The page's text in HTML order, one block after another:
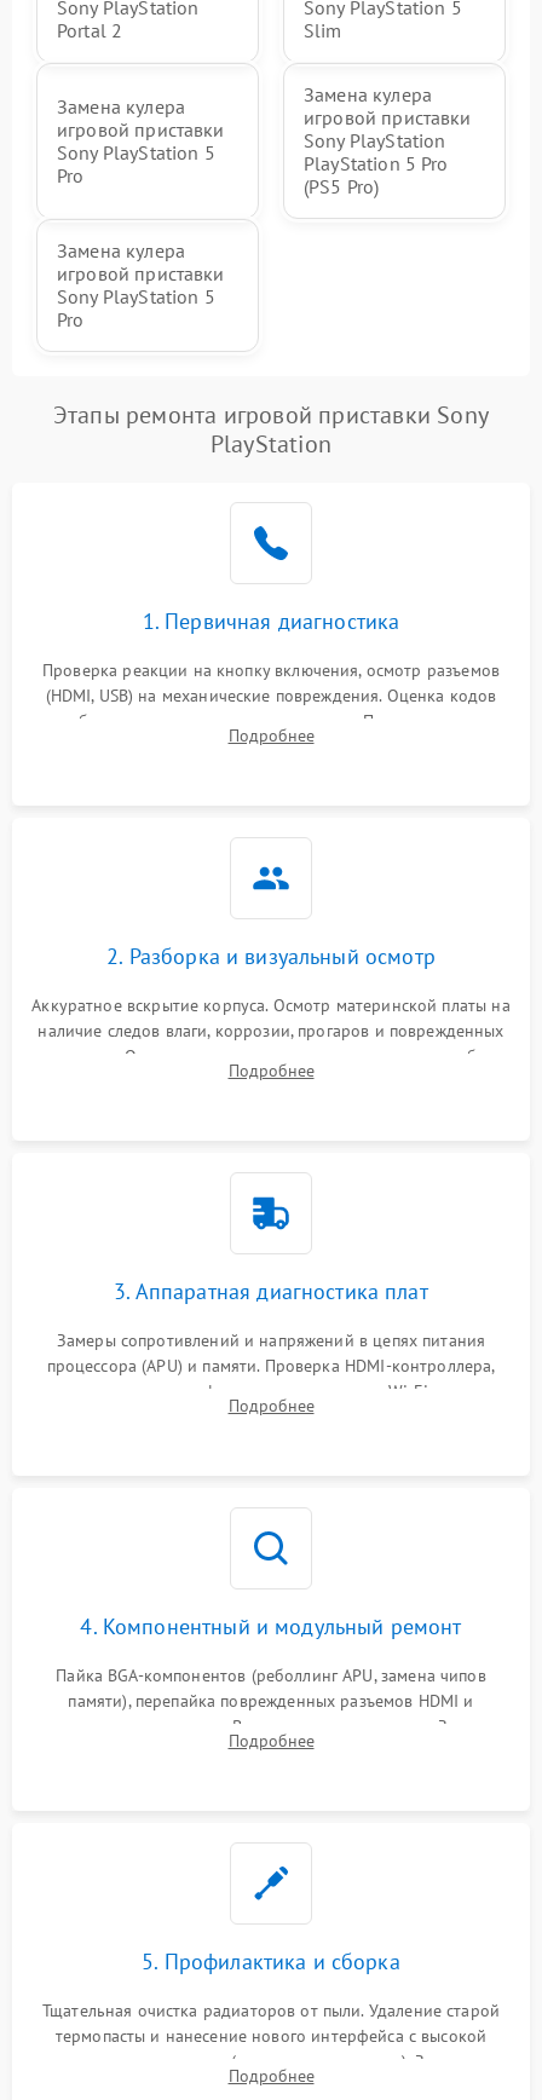
Sony PlayStation
Portal 2
Sony PlayStation 5
Slim
Замена кулера
игровой приставки
Sony PlayStation 5
Pro
Замена кулера
игровой приставки
Sony PlayStation
PlayStation 5 Pro
(PS5 Pro)
Замена кулера
игровой приставки
Sony PlayStation 5
Pro
Этапы ремонта игровой приставки Sony
PlayStation
1. Первичная диагностика
Проверка реакции на кнопку включения, осмотр разъемов
(HDMI, USB) на механические повреждения. Оценка кодов
ошибок на экране или по индикаторам. Проверка чтения
дисков, работы геймпадов и наличия гарантийных пломб.
Подробнее
2. Разборка и визуальный осмотр
Аккуратное вскрытие корпуса. Осмотр материнской платы на
наличие следов влаги, коррозии, прогаров и поврежденных
элементов. Оценка состояния системы охлаждения, турбины
кулера и степени загрязнения радиатора пылью.
Подробнее
3. Аппаратная диагностика плат
Замеры сопротивлений и напряжений в цепях питания
процессора (APU) и памяти. Проверка HDMI-контроллера,
микросхем флеш-памяти и модуля Wi-Fi
Подробнее
4. Компонентный и модульный ремонт
Пайка BGA-компонентов (реболлинг APU, замена чипов
памяти), перепайка поврежденных разъемов HDMI и
контроллеров питания. Восстановление дорожек. Замена
неисправного жесткого диска, SSD или лазерной головки
Подробнее
5. Профилактика и сборка
Тщательная очистка радиаторов от пыли. Удаление старой
термопасты и нанесение нового интерфейса с высокой
теплопроводностью (или жидкого металла). Замена
термопрокладок. Аккуратная сборка консоли и подключение
Подробнее